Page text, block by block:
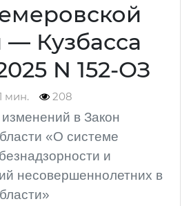
— Кузбасса
N 152-ОЗ
мин. 208
в Закон
«О системе
и
несовершеннолетних в